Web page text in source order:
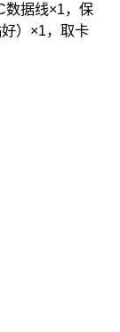
数据线×1，保
）×1，取卡